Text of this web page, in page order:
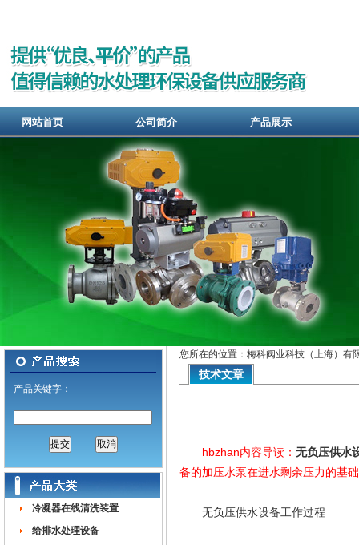
网站首页 公司简介 产品展示
产品关键字：
冷凝器在线清洗装置
给排水处理设备
您所在的位置：梅科阀业科技（上海）有
技术文章
hbzhan内容导读： 无负压供水
备的加压水泵在进水剩余压力的基
无负压供水设备工作过程